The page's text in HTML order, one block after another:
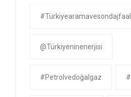
@Türkiyeninenerjisi
#petrolvedoğalgaz